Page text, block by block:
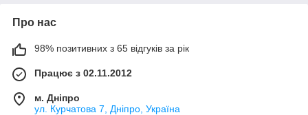
Про нас
98% позитивних з 65 відгуків за рік
Працює з 02.11.2012
м. Дніпро
ул. Курчатова 7, Дніпро, Україна